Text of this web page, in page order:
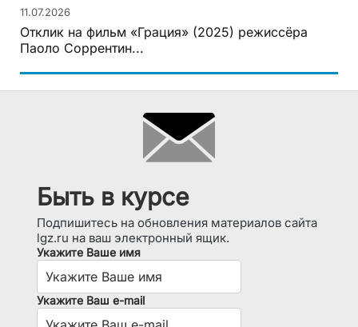
11.07.2026
Отклик на фильм «Грация» (2025) режиссёра
Паоло Соррентин...
Быть в курсе
Подпишитесь на обновления материалов сайта
lgz.ru на ваш электронный ящик.
Укажите Ваше имя
Укажите Ваш e-mail